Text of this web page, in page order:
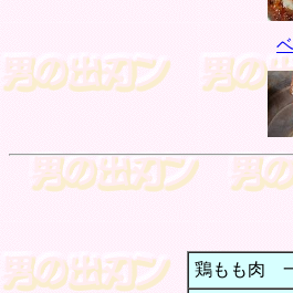
鶏もも肉